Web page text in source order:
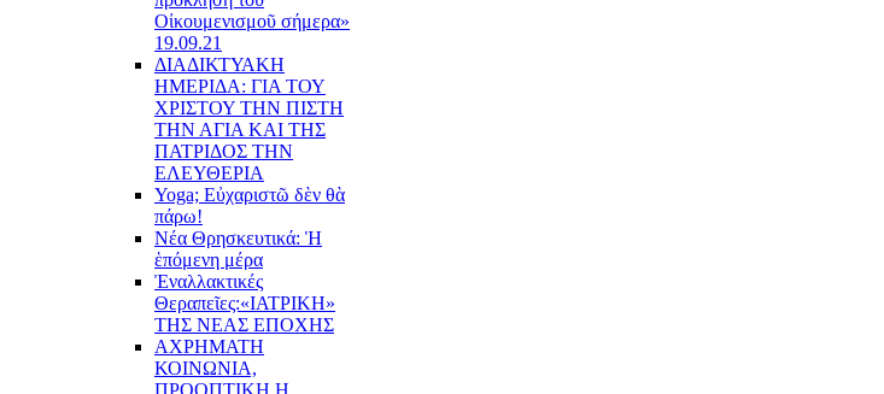
Οἰκουμενισμοῦ σήμερα»
19.09.21
ΔΙΑΔΙΚΤΥΑΚΗ
ΗΜΕΡΙΔΑ: ΓΙΑ ΤΟΥ
ΧΡΙΣΤΟΥ ΤΗΝ ΠΙΣΤΗ
ΤΗΝ ΑΓΙΑ ΚΑΙ ΤΗΣ
ΠΑΤΡΙΔΟΣ ΤΗΝ
ΕΛΕΥΘΕΡΙΑ
Yoga; Εὐχαριστῶ δὲν θὰ
πάρω!
Νέα Θρησκευτικά: Ἡ
ἑπόμενη μέρα
Ἐναλλακτικές
Θεραπεῖες:«ΙΑΤΡΙΚΗ»
ΤΗΣ ΝΕΑΣ ΕΠΟΧΗΣ
ΑΧΡΗΜΑΤΗ
ΚΟΙΝΩΝΙΑ,
ΠΡΟΟΠΤΙΚΗ Η